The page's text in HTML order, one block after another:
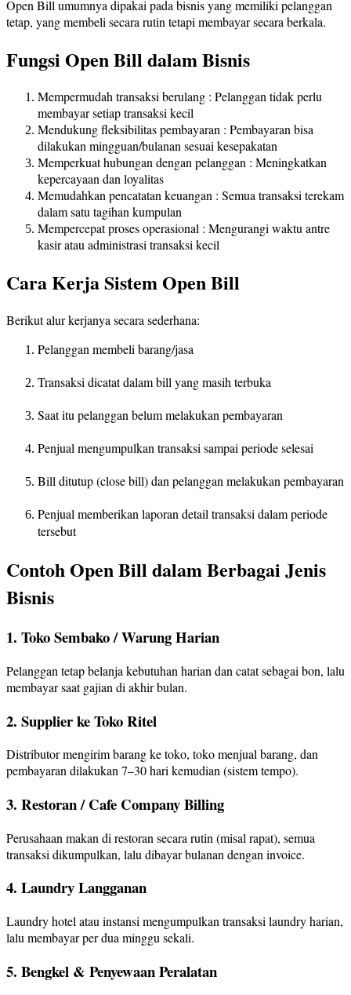
Open Bill umumnya dipakai pada bisnis yang memiliki pelanggan
tetap, yang membeli secara rutin tetapi membayar secara berkala.
Fungsi Open Bill dalam Bisnis
Mempermudah transaksi berulang : Pelanggan tidak perlu
membayar setiap transaksi kecil
Mendukung fleksibilitas pembayaran : Pembayaran bisa
dilakukan mingguan/bulanan sesuai kesepakatan
Memperkuat hubungan dengan pelanggan : Meningkatkan
kepercayaan dan loyalitas
Memudahkan pencatatan keuangan : Semua transaksi terekam
dalam satu tagihan kumpulan
Mempercepat proses operasional : Mengurangi waktu antre
kasir atau administrasi transaksi kecil
Cara Kerja Sistem Open Bill
Berikut alur kerjanya secara sederhana:
Pelanggan membeli barang/jasa
Transaksi dicatat dalam bill yang masih terbuka
Saat itu pelanggan belum melakukan pembayaran
Penjual mengumpulkan transaksi sampai periode selesai
Bill ditutup (close bill) dan pelanggan melakukan pembayaran
Penjual memberikan laporan detail transaksi dalam periode
tersebut
Contoh Open Bill dalam Berbagai Jenis
Bisnis
1. Toko Sembako / Warung Harian
Pelanggan tetap belanja kebutuhan harian dan catat sebagai bon, lalu
membayar saat gajian di akhir bulan.
2. Supplier ke Toko Ritel
Distributor mengirim barang ke toko, toko menjual barang, dan
pembayaran dilakukan 7–30 hari kemudian (sistem tempo).
3. Restoran / Cafe Company Billing
Perusahaan makan di restoran secara rutin (misal rapat), semua
transaksi dikumpulkan, lalu dibayar bulanan dengan invoice.
4. Laundry Langganan
Laundry hotel atau instansi mengumpulkan transaksi laundry harian,
lalu membayar per dua minggu sekali.
5. Bengkel & Penyewaan Peralatan